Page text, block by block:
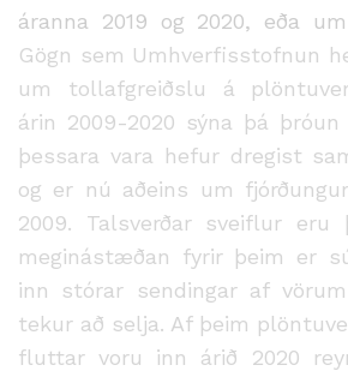
áranna 2019 og 2020, eða
Gögn sem Umhverfisstofnun
um tollafgreiðslu á
árin 2009-2020 sýna þá
þessara vara hefur dregist
og er nú aðeins um
2009. Talsverðar sveiflur
meginástæðan fyrir þeim er
inn stórar sendingar af
tekur að selja. Af þeim
fluttar voru inn árið 2020